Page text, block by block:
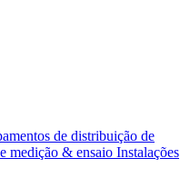
de distribuição de
medição & ensaio Instalações